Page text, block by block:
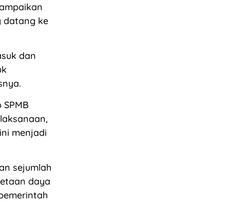
datang ke
dan
menjadi
sejumlah
daya